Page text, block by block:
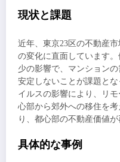
現状と課題
近年、東京23区の不動産
の変化に直面しています
少の影響で、マンション
安定しないことが課題と
イルスの影響により、リ
心部から郊外への移住を
り、都心部の不動産価値
具体的な事例